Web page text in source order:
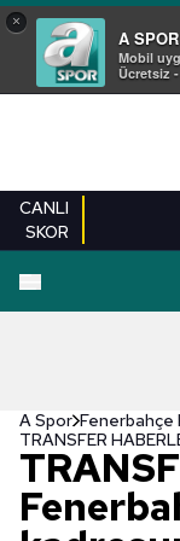
×
A SPOR
Mobil
Ücretsiz
CANLI
SKOR
A Spor Fenerbahçe